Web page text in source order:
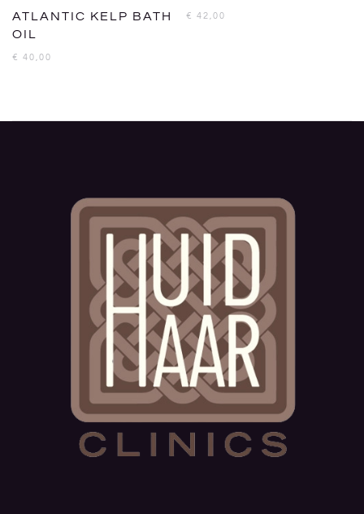
ATLANTIC KELP BATH
OIL
€ 40,00
€ 42,00